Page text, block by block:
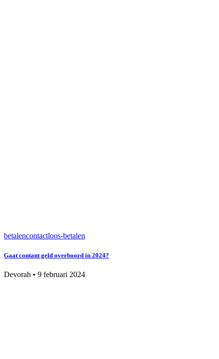
betalencontactloos-betalen
Gaat contant geld overboord in 2024?
Devorah • 9 februari 2024